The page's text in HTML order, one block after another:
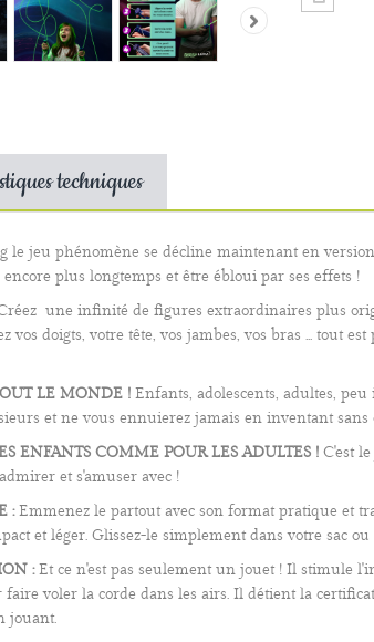
techniques
le jeu phénomène se décline maintenant en
plus longtemps et être ébloui par ses effets !
une infinité de figures extraordinaires plus
doigts, votre tête, vos jambes, vos bras ... tout
LE MONDE ! Enfants, adolescents, adultes,
et ne vous ennuierez jamais en inventant sans
ENFANTS COMME POUR LES ADULTES ! C'est
et s'amuser avec !
: Emmenez le partout avec son format pratique et
et léger. Glissez-le simplement dans votre sac ou
:Et ce n'est pas seulement un jouet ! Il stimule
voler la corde dans les airs. Il détient la
jouant.